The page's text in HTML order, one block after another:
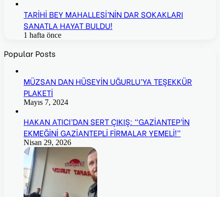
TARİHİ BEY MAHALLESİ’NİN DAR SOKAKLARI
SANATLA HAYAT BULDU!
1 hafta önce
Popular Posts
MÜZSAN DAN HÜSEYİN UĞURLU’YA TEŞEKKÜR
PLAKETİ
Mayıs 7, 2024
HAKAN ATICI’DAN SERT ÇIKIŞ: “GAZİANTEP’İN
EKMEĞİNİ GAZİANTEPLİ FİRMALAR YEMELİ!”
Nisan 29, 2026